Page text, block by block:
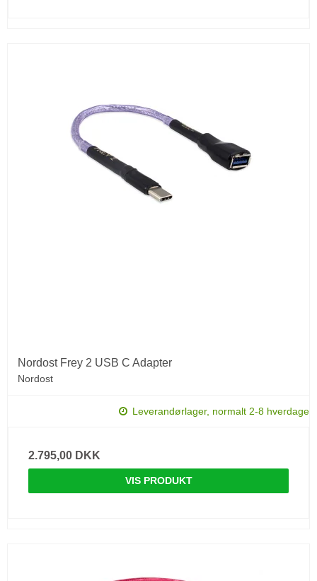
Nordost Frey 2 USB C Adapter
Nordost
Leverandørlager, normalt 2-8 hverdage
2.795,00 DKK
VIS PRODUKT